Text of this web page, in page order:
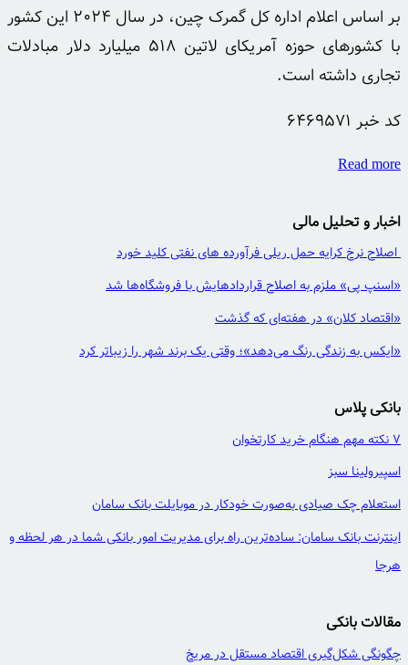
بر اساس اعلام اداره کل گمرک چین، در سال ۲۰۲۴ این کشور
با کشورهای حوزه آمریکای لاتین ۵۱۸ میلیارد دلار مبادلات
تجاری داشته است.
کد خبر 6469571
Read more
اخبار و تحلیل مالی
اصلاح نرخ کرایه حمل ریلی فرآورده های نفتی کلید خورد
«اسنپ پی» ملزم به اصلاح قراردادهایش با فروشگاه‌ها شد
«اقتصاد کلان» در هفته‌ای که گذشت
«ایکس به زندگی رنگ می‌دهد»؛ وقتی یک برند شهر را زیباتر کرد
بانکی پلاس
7 نکته مهم هنگام خرید کارتخوان
اسپیرولینا سبز
استعلام چک صیادی به‌صورت خودکار در موبایلت بانک سامان
اینترنت بانک سامان: ساده‌ترین راه برای مدیریت امور بانکی شما در هر لحظه و
هرجا
مقالات بانکی
چگونگی شکل‌گیری اقتصاد مستقل در مریخ